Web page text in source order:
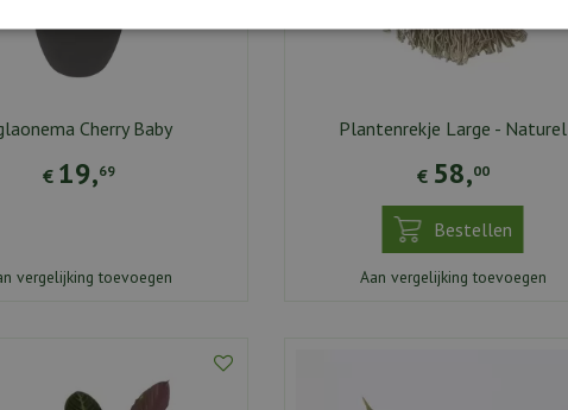
Cherry Baby
€ 19,69
vergelijking toevoegen
Plantenrekje Large - Naturel
€ 58,00
Bestellen
Aan vergelijking toevoegen